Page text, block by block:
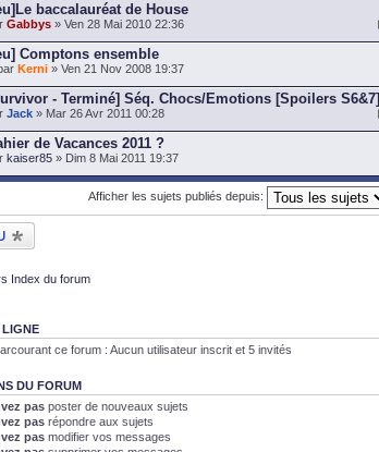
baccalauréat de House
Gabbys » Ven 28 Mai 2010 22:36
Comptons ensemble
Kerni » Ven 21 Nov 2008 19:37
- Terminé] Séq. Chocs/Emotions [Spoilers S6&7]
Jack » Mar 26 Avr 2011 00:28
de Vacances 2011 ?
kaiser85 » Dim 8 Mai 2011 19:37
Afficher les sujets publiés depuis:
Index du forum
LIGNE
ce forum : Aucun utilisateur inscrit et 5 invités
DU FORUM
pas poster de nouveaux sujets
pas répondre aux sujets
pas modifier vos messages